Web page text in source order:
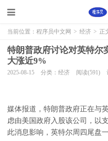
当前位置： 程序员中文网 > 经济 > 正
特朗普政府讨论对英特尔
大涨近9%
2025-08-15 分类：经济 阅读(591)
媒体报道，特朗普政府正在与
虑由美国政府入股该公司，以
此消息影响，英特尔周四尾盘